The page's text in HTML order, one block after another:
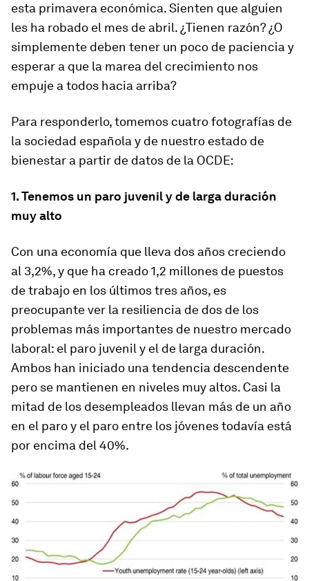
esta primavera económica. Sienten que alguien
les ha robado el mes de abril. ¿Tienen razón? ¿O
simplemente deben tener un poco de paciencia y
esperar a que la marea del crecimiento nos
empuje a todos hacia arriba?
Para responderlo, tomemos cuatro fotografías de
la sociedad española y de nuestro estado de
bienestar a partir de datos de la OCDE:
1. Tenemos un paro juvenil y de larga duración
muy alto
Con una economía que lleva dos años creciendo
al 3,2%, y que ha creado 1,2 millones de puestos
de trabajo en los últimos tres años, es
preocupante ver la resiliencia de dos de los
problemas más importantes de nuestro mercado
laboral: el paro juvenil y el de larga duración.
Ambos han iniciado una tendencia descendente
pero se mantienen en niveles muy altos. Casi la
mitad de los desempleados llevan más de un año
en el paro y el paro entre los jóvenes todavía está
por encima del 40%.